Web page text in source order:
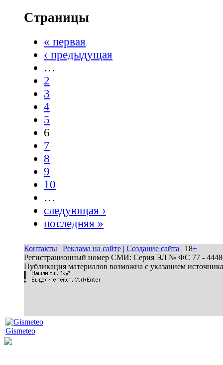
Страницы
« первая
‹ предыдущая
…
2
3
4
5
6
7
8
9
10
…
следующая ›
последняя »
Контакты | Реклама на сайте | Создание сайта | 18+
Регистрационный номер СМИ: Серия ЭЛ № ФС 77 - 44486
Публикация материалов возможна с указанием
Gismeteo